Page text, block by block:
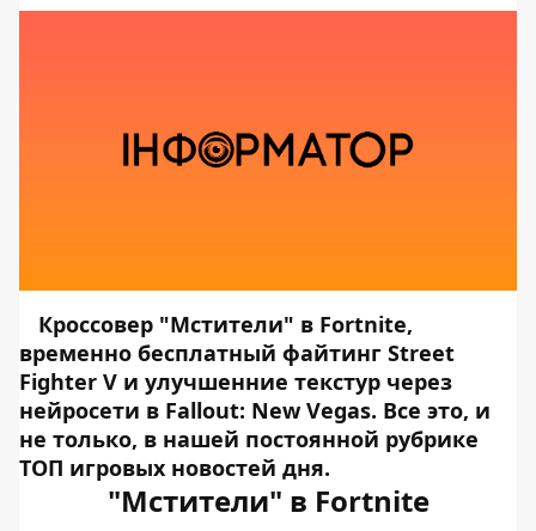
Кроссовер "Мстители" в Fortnite,
временно бесплатный файтинг Street
Fighter V и улучшенние текстур через
нейросети в Fallout: New Vegas. Все это, и
не только, в нашей постоянной рубрике
ТОП игровых новостей дня.
"Мстители" в Fortnite